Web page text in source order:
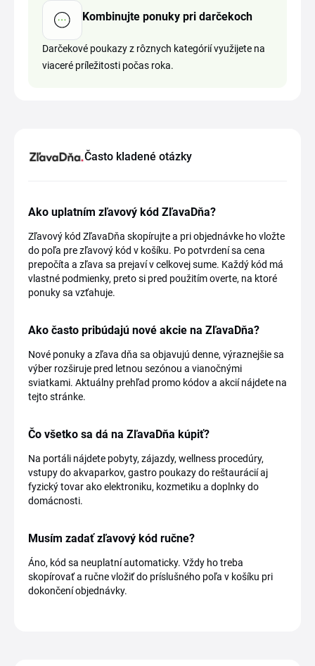
Kombinujte ponuky pri darčekoch
Darčekové poukazy z rôznych kategórií využijete na
viaceré príležitosti počas roka.
Často kladené otázky
Ako uplatním zľavový kód ZľavaDňa?
Zľavový kód ZľavaDňa skopírujte a pri objednávke ho vložte
do poľa pre zľavový kód v košíku. Po potvrdení sa cena
prepočíta a zľava sa prejaví v celkovej sume. Každý kód má
vlastné podmienky, preto si pred použitím overte, na ktoré
ponuky sa vzťahuje.
Ako často pribúdajú nové akcie na ZľavaDňa?
Nové ponuky a zľava dňa sa objavujú denne, výraznejšie sa
výber rozširuje pred letnou sezónou a vianočnými
sviatkami. Aktuálny prehľad promo kódov a akcií nájdete na
tejto stránke.
Čo všetko sa dá na ZľavaDňa kúpiť?
Na portáli nájdete pobyty, zájazdy, wellness procedúry,
vstupy do akvaparkov, gastro poukazy do reštaurácií aj
fyzický tovar ako elektroniku, kozmetiku a doplnky do
domácnosti.
Musím zadať zľavový kód ručne?
Áno, kód sa neuplatní automaticky. Vždy ho treba
skopírovať a ručne vložiť do príslušného poľa v košíku pri
dokončení objednávky.